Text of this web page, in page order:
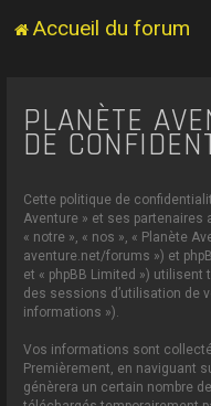
Accueil du forum
PLANÈTE
DE
Cette politique de
Aventure » et ses partenaires
« notre », « nos », « Planète
aventure.net/forums ») et
et « phpBB Limited »)
des sessions d’utilisation de
informations »).
Vos informations sont
Premièrement, en naviguant
génèrera un certain nombre